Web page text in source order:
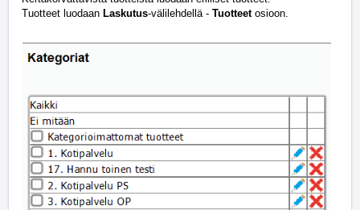
Tuotteet luodaan Laskutus-välilehdellä - Tuotteetosioon.